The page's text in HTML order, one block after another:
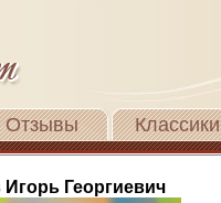
Отзывы Классики
Игорь Георгиевич